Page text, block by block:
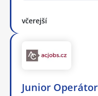
včerejší
Junior